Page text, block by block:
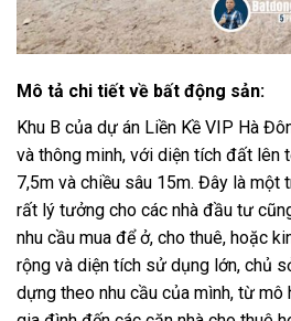
Mô tả chi tiết về bất động sản:
Khu B của dự án Liền Kề VIP Hà
và thông minh, với diện tích đất lên
7,5m và chiều sâu 15m. Đây là một
rất lý tưởng cho các nhà đầu tư
nhu cầu mua để ở, cho thuê, hoặc
rộng và diện tích sử dụng lớn, chủ
dựng theo nhu cầu của mình, từ mô